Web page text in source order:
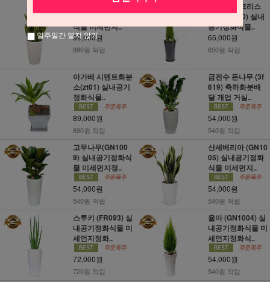
산세베리아3호(zt
53) 실내공기정화
식물 미세먼지..
99,000원
990원 적립
율마(골드크리스
트)A (zt_10) 실내
공기정화식물..
65,000원
650원 적립
아가베 시멘트화분
소(zt01) 실내공기
정화식물..
89,000원
890원 적립
금전수 돈나무 (3f
619) 축하화분배
달 개업 거실..
54,000원
540원 적립
고무나무(GN100
9) 실내공기정화식
물 미세먼지정..
54,000원
540원 적립
산세베리아 (GN10
05) 실내공기정화
식물 미세먼지..
54,000원
540원 적립
스투키 (FR093) 실
내공기정화식물 미
세먼지정화..
72,000원
720원 적립
율마 (GN1004) 실
내공기정화식물 미
세먼지정화식..
54,000원
540원 적립
일주일간 열지 않기